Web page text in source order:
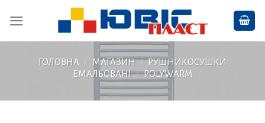
ГОЛОВНА / МАГАЗИН / РУШНИКОСУШКИ
ЕМАЛЬОВАНІ / POLYWARM